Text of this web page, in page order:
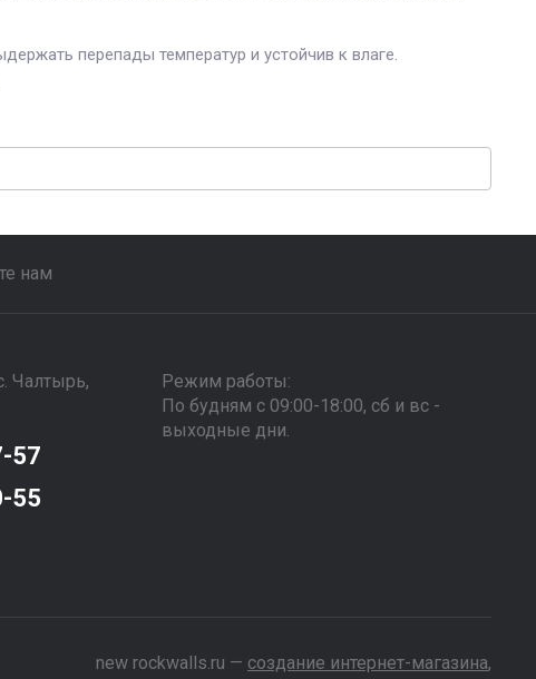
перепады температур и устойчив к влаге.
нам
Чалтырь,
57
55
Режим работы:
По будням с 09:00-18:00, сб и вс -
выходные дни.
new rockwalls.ru — создание интернет-магазина,